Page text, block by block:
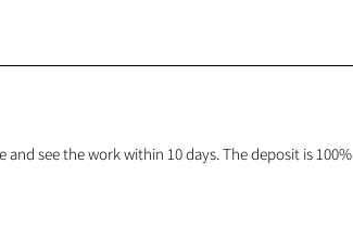
see the work within 10 days. The deposit is 100%